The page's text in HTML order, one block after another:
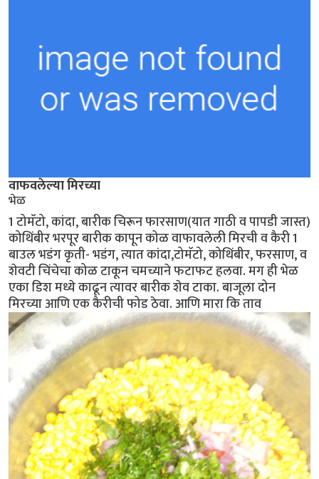
वाफवलेल्या मिरच्या
भेळ
1 टोमॅटो, कांदा, बारीक चिरून फारसाण(यात गाठी व पापडी जास्त)
कोथिंबीर भरपूर बारीक कापून कोळ वाफावलेली मिरची व कैरी 1
बाउल भडंग कृती- भडंग, त्यात कांदा,टोमॅटो, कोथिंबीर, फरसाण, व
शेवटी चिंचेचा कोळ टाकून चमच्याने फटाफट हलवा. मग ही भेळ
एका डिश मध्ये काढून त्यावर बारीक शेव टाका. बाजूला दोन
मिरच्या आणि एक कैरीची फोड ठेवा. आणि मारा कि ताव